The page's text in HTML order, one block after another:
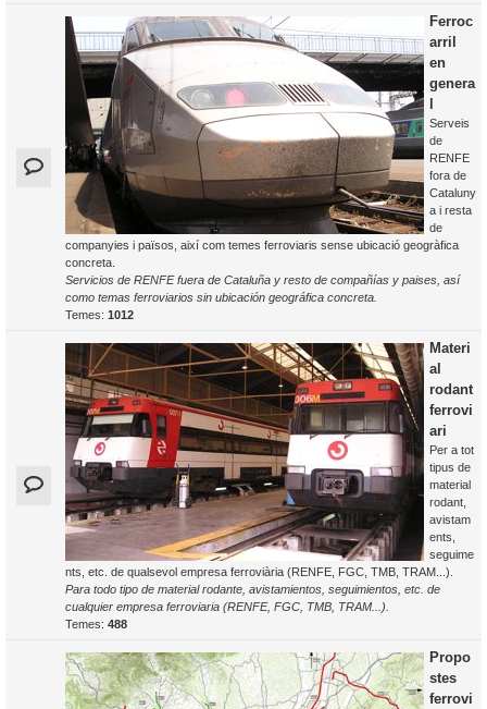
Ferroc
arril
en
genera
Serveis
de
RENFE
fora de
Cataluny
a i resta
de
companyies i països, així com temes ferroviaris sense ubicació geogràfica
concreta.
Servicios de RENFE fuera de Cataluña y resto de compañías y paises, así
como temas ferroviarios sin ubicación geográfica concreta.
Temes: 1012
Materi
al
rodant
ferrovi
ari
Per a tot
tipus de
material
rodant,
avistam
ents,
seguime
nts, etc. de qualsevol empresa ferroviària (RENFE, FGC, TMB, TRAM...).
Para todo tipo de material rodante, avistamientos, seguimientos, etc. de
cualquier empresa ferroviaria (RENFE, FGC, TMB, TRAM...).
Temes: 488
Propo
stes
ferrovi